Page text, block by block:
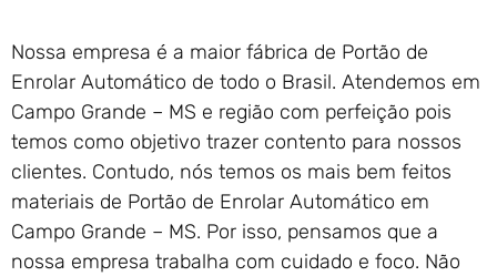
Enrolar em Nova Friburgo –
RJ
Nossa empresa é a maior fábrica de Portão de
Enrolar Automático de todo o Brasil. Atendemos em
Campo Grande – MS e região com perfeição pois
temos como objetivo trazer contento para nossos
clientes. Contudo, nós temos os mais bem feitos
materiais de Portão de Enrolar Automático em
Campo Grande – MS. Por isso, pensamos que a
nossa empresa trabalha com cuidado e foco. Não